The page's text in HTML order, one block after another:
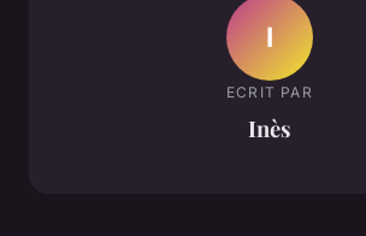
I
ECRIT PAR
Inès